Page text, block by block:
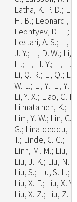
Latha, K. P. D.;
H. B.; Leonardi,
Leontyev, D. L.;
Lestari, A. S.; Li,
J. Y.; Li, D. W.; Li,
H.; Li, H. Y.; Li, L.;
Li, Q. R.; Li, Q.; Li,
W. L.; Li, Y.; Li, Y.
Li, Y. X.; Liao, C. F.;
Liimatainen, K.;
Lim, Y. W.; Lin, C.
G.; Linaldeddu, B.
T.; Linde, C. C.;
Linn, M. M.; Liu,
Liu, J. K.; Liu, N.
Liu, S.; Liu, S. L.;
Liu, X. F.; Liu, X. Y.;
Liu, X. Z.; Liu, Z.